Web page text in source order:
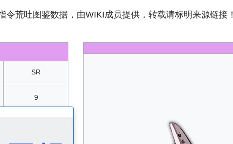
令荒吐图鉴数据，由WIKI成员提供，转载请标明来源链接！
SR
9